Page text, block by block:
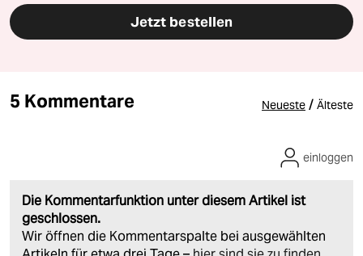
Jetzt bestellen
5 Kommentare Neueste / Älteste
Die Kommentarfunktion unter diesem Artikel ist
geschlossen.
Wir öffnen die Kommentarspalte bei ausgewählten
einloggen